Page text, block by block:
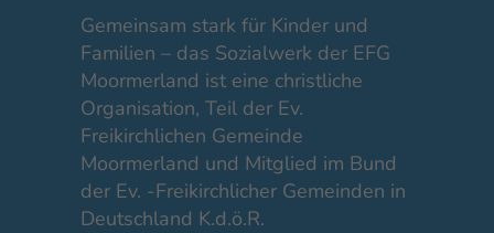
Gemeinsam stark für Kinder und
Familien – das Sozialwerk der EFG
Moormerland ist eine christliche
Organisation, Teil der Ev.
Freikirchlichen Gemeinde
Moormerland und Mitglied im Bund
der Ev. -Freikirchlicher Gemeinden in
Deutschland K.d.ö.R.